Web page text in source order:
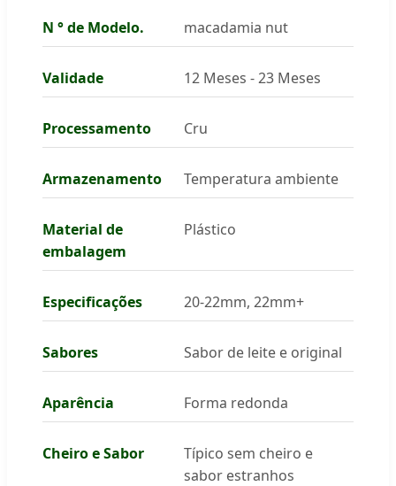
N ° de Modelo. macadamia nut
Validade 12 Meses - 23 Meses
Processamento Cru
Armazenamento Temperatura ambiente
Material de
embalagem
Plástico
Especificações 20-22mm, 22mm+
Sabores Sabor de leite e original
Aparência Forma redonda
Cheiro e Sabor
Típico sem cheiro e
sabor estranhos